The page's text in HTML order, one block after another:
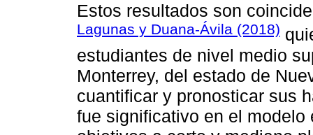
Estos resultados son
Lagunas y Duana-Ávila (2018)
estudiantes de nivel medio
Monterrey, del estado de
cuantificar y pronosticar sus
fue significativo en el